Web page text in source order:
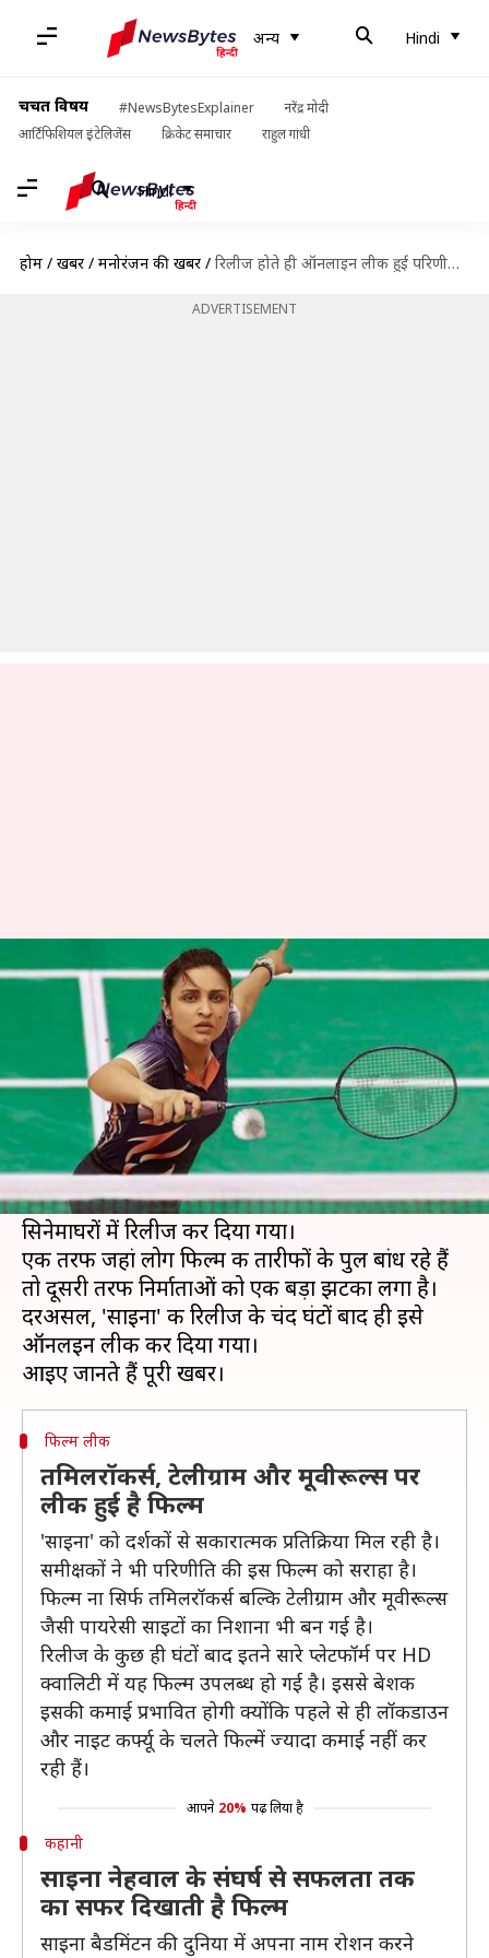
अन्य Hindi
चर्चित विषय #NewsBytesExplainer
नरेंद्र मोदी
आर्टिफिशियल इंटेलिजेंस
क्रिकेट समाचार राहुल गांधी
Hindi
होम / खबरें / मनोरंजन की खबरें / रिलीज होते ही ऑनलाइन लीक हुई परिणीति की फिल्म 'साइना'
ADVERTISEMENT
रिलीज होते ही ऑनलाइन लीक हुई
परिणीति की फिल्म 'साइना'
नेहा शर्मा Mar 26, 2021 06:43 pm
क्या है खबर?
परिणीति चोपड़ा की फिल्म 'साइना' का दर्शकों को बेसब्री
से इंतजार था, जो कि अब खत्म हो गया है। बैडमिंटन स्टार
साइना नेहवाल के जीवन पर बनी इस फिल्म को आज
सिनेमाघरों में रिलीज कर दिया गया।
एक तरफ जहां लोग फिल्म की तारीफों के पुल बांध रहे हैं
तो दूसरी तरफ निर्माताओं को एक बड़ा झटका लगा है।
दरअसल, 'साइना' की रिलीज के चंद घंटों बाद ही इसे
ऑनलइन लीक कर दिया गया।
फिल्म लीक
तमिलरॉकर्स, टेलीग्राम और मूवीरूल्स पर
लीक हुई है फिल्म
'साइना' को दर्शकों से सकारात्मक प्रतिक्रिया मिल रही है।
समीक्षकों ने भी परिणीति की इस फिल्म को सराहा है।
फिल्म ना सिर्फ तमिलरॉकर्स बल्कि टेलीग्राम और मूवीरूल्स
जैसी पायरेसी साइटों का निशाना भी बन गई है।
रिलीज के कुछ ही घंटों बाद इतने सारे प्लेटफॉर्म पर HD
क्वालिटी में यह फिल्म उपलब्ध हो गई है। इससे बेशक
इसकी कमाई प्रभावित होगी क्योंकि पहले से ही लॉकडाउन
और नाइट कर्फ्यू के चलते फिल्में ज्यादा कमाई नहीं कर
रही हैं।
आपने 20% पढ़ लिया है
कहानी
साइना नेहवाल के संघर्ष से सफलता तक
का सफर दिखाती है फिल्म
साइना बैडमिंटन की दुनिया में अपना नाम रोशन करने